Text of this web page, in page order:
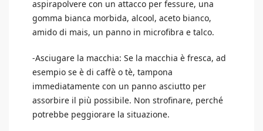
aspirapolvere con un attacco per fessure, una
gomma bianca morbida, alcool, aceto bianco,
amido di mais, un panno in microfibra e talco.
-Asciugare la macchia: Se la macchia è fresca, ad
esempio se è di caffè o tè, tampona
immediatamente con un panno asciutto per
assorbire il più possibile. Non strofinare, perché
potrebbe peggiorare la situazione.